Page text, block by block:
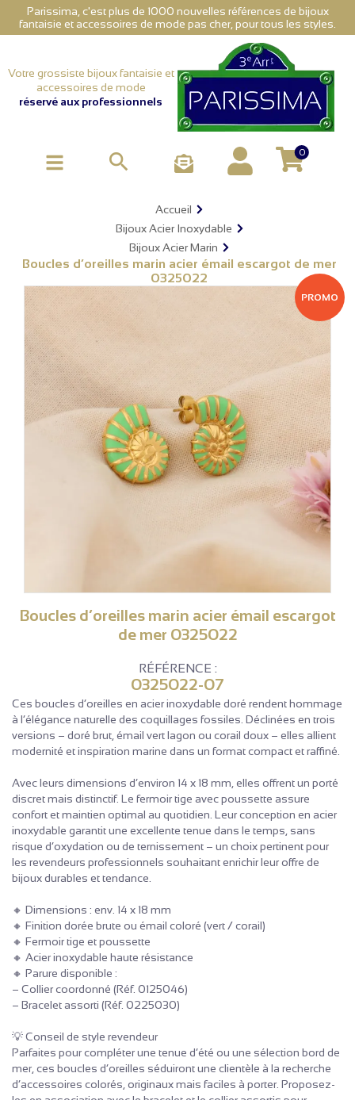
Parissima, c'est plus de 1000 nouvelles références de bijoux
fantaisie et accessoires de mode pas cher, pour tous les styles.
Votre grossiste bijoux fantaisie et
accessoires de mode
réservé aux professionnels
 0
Accueil
Bijoux Acier Inoxydable
Bijoux Acier Marin
Boucles d’oreilles marin acier émail escargot de mer
0325022
PROMO
Boucles d’oreilles marin acier émail escargot
de mer 0325022
RÉFÉRENCE :
0325022-07
Ces boucles d’oreilles en acier inoxydable doré rendent hommage
à l’élégance naturelle des coquillages fossiles. Déclinées en trois
versions – doré brut, émail vert lagon ou corail doux – elles allient
modernité et inspiration marine dans un format compact et raffiné.
Avec leurs dimensions d’environ 14 x 18 mm, elles offrent un porté
discret mais distinctif. Le fermoir tige avec poussette assure
confort et maintien optimal au quotidien. Leur conception en acier
inoxydable garantit une excellente tenue dans le temps, sans
risque d’oxydation ou de ternissement – un choix pertinent pour
les revendeurs professionnels souhaitant enrichir leur offre de
bijoux durables et tendance.
🔸 Dimensions : env. 14 x 18 mm
🔸 Finition dorée brute ou émail coloré (vert / corail)
🔸 Fermoir tige et poussette
🔸 Acier inoxydable haute résistance
🔸 Parure disponible :
– Collier coordonné (Réf. 0125046)
– Bracelet assorti (Réf. 0225030)
💡 Conseil de style revendeur
Parfaites pour compléter une tenue d’été ou une sélection bord de
mer, ces boucles d’oreilles séduiront une clientèle à la recherche
d’accessoires colorés, originaux mais faciles à porter. Proposez-